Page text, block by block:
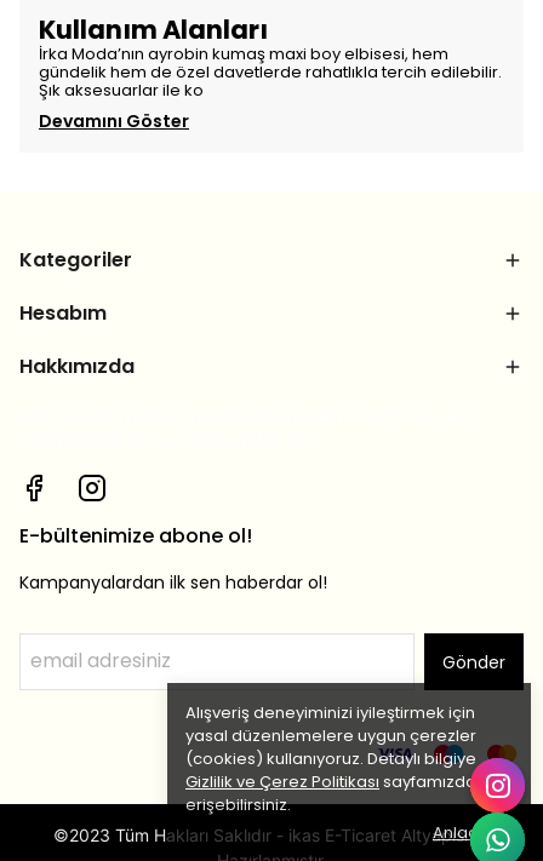
Alışveriş deneyiminizi iyileştirmek için
yasal düzenlemelere uygun çerezler
(cookies) kullanıyoruz. Detaylı bilgiye
Gizlilik ve Çerez Politikası sayfamızdan
erişebilirsiniz.
Anladım
Kullanım Alanları
İrka Moda’nın ayrobin kumaş maxi boy elbisesi, hem
gündelik hem de özel davetlerde rahatlıkla tercih edilebilir.
Şık aksesuarlar ile ko
Devamını Göster
Kategoriler
Hesabım
Hakkımızda
E-bültenimize abone ol!
Kampanyalardan ilk sen haberdar ol!
Gönder
©2023 Tüm Hakları Saklıdır - ikas E-Ticaret Altyapısı ile